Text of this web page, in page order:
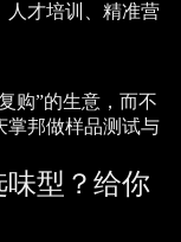
人才培训、精准营
购”的生意，而不
掌邦做样品测试与
味型？给你